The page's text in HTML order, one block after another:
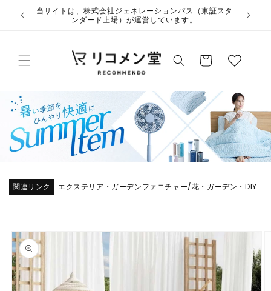
ンツに
夏季休業のお知らせ 当サイ
ー
ウ
シ
ュ
ス
ト
関連リンク エクステリア・ガーデンファニチャー/花・ガーデン・DIY
商品情
報にス
キップ